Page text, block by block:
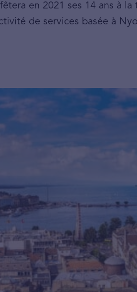
en 2021 ses 14 ans à
de services basée à